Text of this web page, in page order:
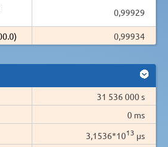
0,99929
0,99934
31 536 000 s
0 ms
3,1536*1013 µs